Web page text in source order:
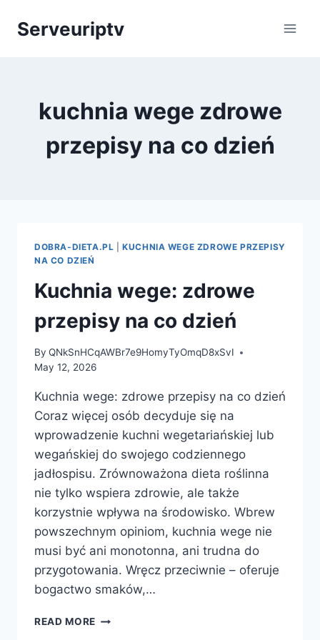
Serveuriptv
kuchnia wege zdrowe
przepisy na co dzień
DOBRA-DIETA.PL |KUCHNIA WEGE ZDROWE PRZEPISY
NA CO DZIEŃ
Kuchnia wege: zdrowe
przepisy na co dzień
By QNkSnHCqAWBr7e9HomyTyOmqD8xSvI
May 12, 2026
Kuchnia wege: zdrowe przepisy na co dzień
Coraz więcej osób decyduje się na
wprowadzenie kuchni wegetariańskiej lub
wegańskiej do swojego codziennego
jadłospisu. Zrównoważona dieta roślinna
nie tylko wspiera zdrowie, ale także
korzystnie wpływa na środowisko. Wbrew
powszechnym opiniom, kuchnia wege nie
musi być ani monotonna, ani trudna do
przygotowania. Wręcz przeciwnie – oferuje
bogactwo smaków,…
READ MORE KUCHNIA